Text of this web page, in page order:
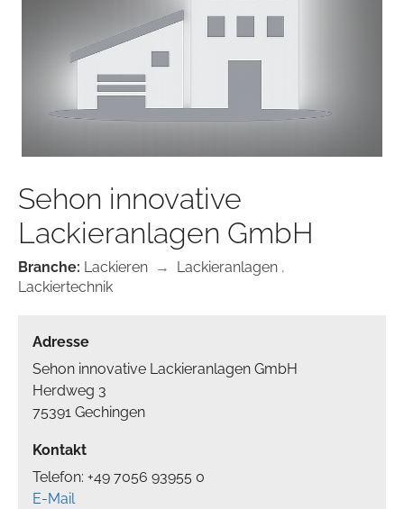
Sehon innovative
Lackieranlagen GmbH
Branche: Lackieren → Lackieranlagen ,
Lackiertechnik
Adresse
Sehon innovative Lackieranlagen GmbH
Herdweg 3
75391 Gechingen
Kontakt
Telefon: +49 7056 93955 0
E-Mail